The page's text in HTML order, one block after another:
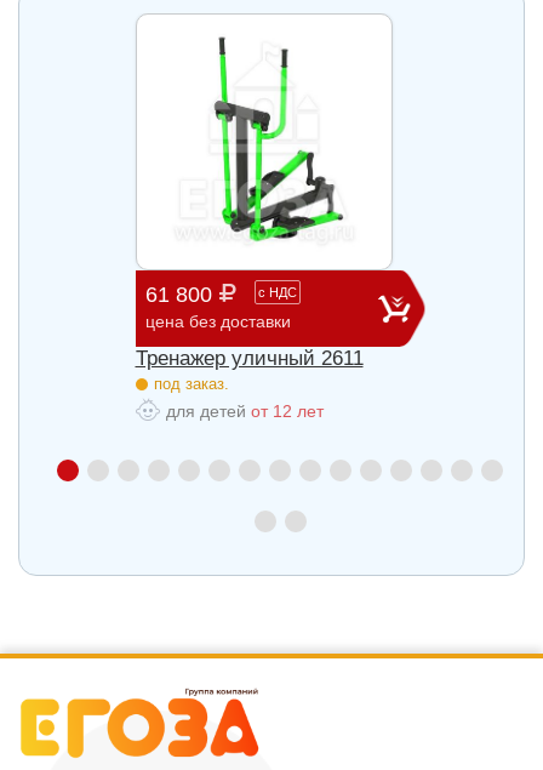
61 800 с НДС
цена без доставки
Тренажер уличный 2611
под заказ.
для детей от 12 лет